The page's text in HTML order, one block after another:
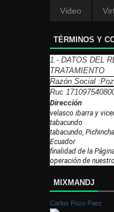
Video
TÉRMINOS Y
1.- DATOS DEL
TRATAMIENTO
Razón Social
Ruc
Dirección
velasco ibarra y
tabacundo
tabacundo,
Ecuador
finalidad de la
operación de
MIXMANDJ
Carlos Pozo Paez